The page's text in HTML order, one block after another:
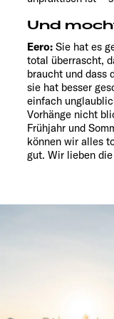
Und
Eero: Sie hat es
total überrascht,
braucht und dass
sie hat besser
einfach
Vorhänge nicht
Frühjahr und
können wir alles
gut. Wir lieben